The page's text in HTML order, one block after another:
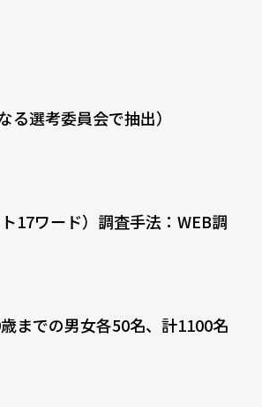
選考委員会で抽出）
17ワード）調査手法：WEB調
までの男女各50名、計1100名